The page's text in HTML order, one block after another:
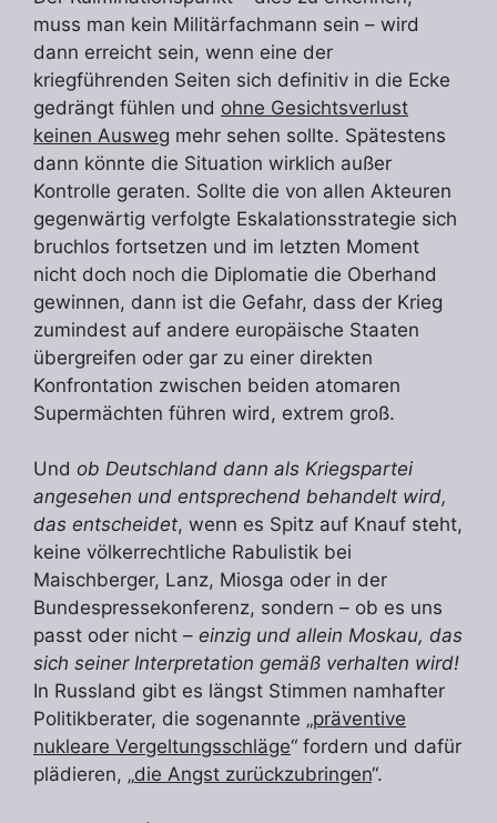
muss man kein Militärfachmann sein – wird
dann erreicht sein, wenn eine der
kriegführenden Seiten sich definitiv in die Ecke
gedrängt fühlen und ohne Gesichtsverlust
keinen Ausweg mehr sehen sollte. Spätestens
dann könnte die Situation wirklich außer
Kontrolle geraten. Sollte die von allen Akteuren
gegenwärtig verfolgte Eskalationsstrategie sich
bruchlos fortsetzen und im letzten Moment
nicht doch noch die Diplomatie die Oberhand
gewinnen, dann ist die Gefahr, dass der Krieg
zumindest auf andere europäische Staaten
übergreifen oder gar zu einer direkten
Konfrontation zwischen beiden atomaren
Supermächten führen wird, extrem groß.
Und ob Deutschland dann als Kriegspartei
angesehen und entsprechend behandelt wird,
das entscheidet, wenn es Spitz auf Knauf steht,
keine völkerrechtliche Rabulistik bei
Maischberger, Lanz, Miosga oder in der
Bundespressekonferenz, sondern – ob es uns
passt oder nicht – einzig und allein Moskau, das
sich seiner Interpretation gemäß verhalten wird!
In Russland gibt es längst Stimmen namhafter
Politikberater, die sogenannte „präventive
nukleare Vergeltungsschläge“ fordern und dafür
plädieren, „die Angst zurückzubringen“.